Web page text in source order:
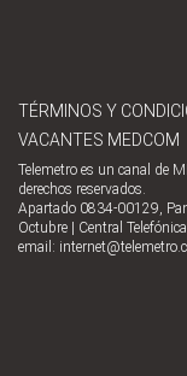
TÉRMINOS Y
VACANTES MEDCOM
Telemetro es un canal de
derechos reservados.
Apartado 0834-00129,
Octubre | Central
email: